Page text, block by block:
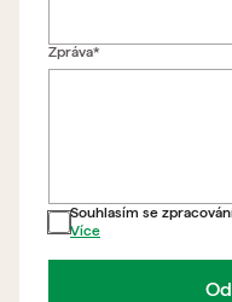
Zpráva*
Souhlasím se
Více